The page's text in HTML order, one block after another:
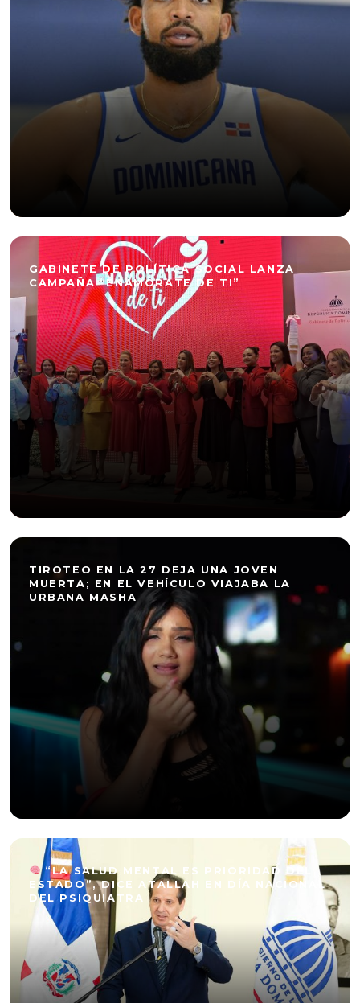
GABINETE DE POLÍTICA SOCIAL LANZA
CAMPAÑA “ENAMÓRATE DE TI”
TIROTEO EN LA 27 DEJA UNA JOVEN
MUERTA; EN EL VEHÍCULO VIAJABA LA
URBANA MASHA
“LA SALUD MENTAL ES PRIORIDAD DEL
ESTADO”, DICE ATALLAH EN DÍA NACIONAL
DEL PSIQUIATRA